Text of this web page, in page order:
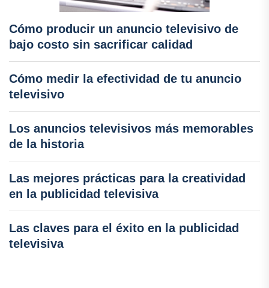
Cómo producir un anuncio televisivo de
bajo costo sin sacrificar calidad
Cómo medir la efectividad de tu anuncio
televisivo
Los anuncios televisivos más memorables
de la historia
Las mejores prácticas para la creatividad
en la publicidad televisiva
Las claves para el éxito en la publicidad
televisiva